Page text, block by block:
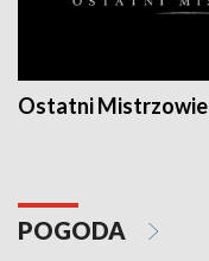
Ostatni Mistrzowie
POGODA